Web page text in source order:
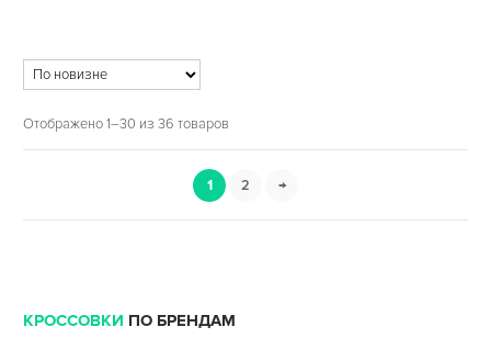
Отображено 1–30 из 36 товаров
1 2 →
КРОССОВКИ ПО БРЕНДАМ